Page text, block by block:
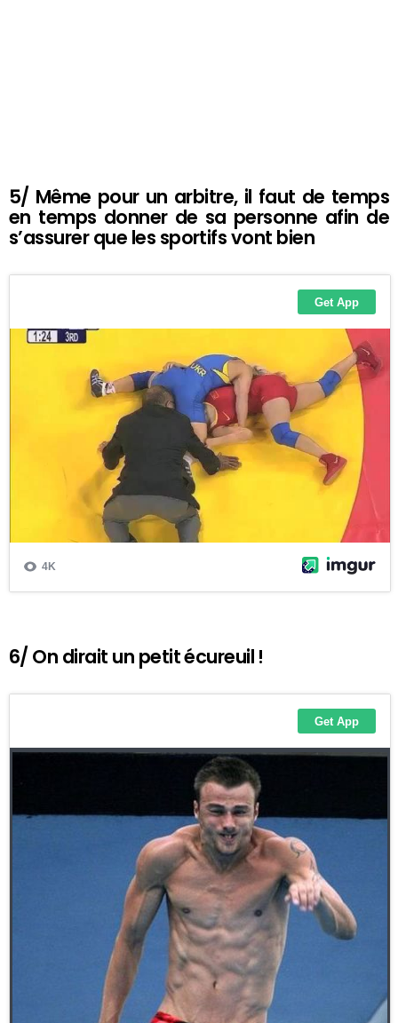
5/ Même pour un arbitre, il faut de temps
en temps donner de sa personne afin de
s’assurer que les sportifs vont bien
6/ On dirait un petit écureuil !